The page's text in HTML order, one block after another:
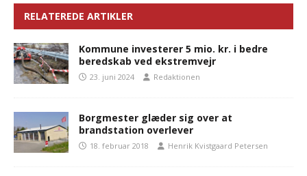
RELATEREDE ARTIKLER
Kommune investerer 5 mio. kr. i bedre
beredskab ved ekstremvejr
23. juni 2024 Redaktionen
Borgmester glæder sig over at
brandstation overlever
18. februar 2018 Henrik Kvistgaard Petersen